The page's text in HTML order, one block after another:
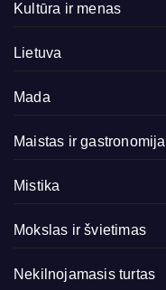
Kultūra ir menas
Lietuva
Mada
Maistas ir gastronomija
Mistika
Mokslas ir švietimas
Nekilnojamasis turtas